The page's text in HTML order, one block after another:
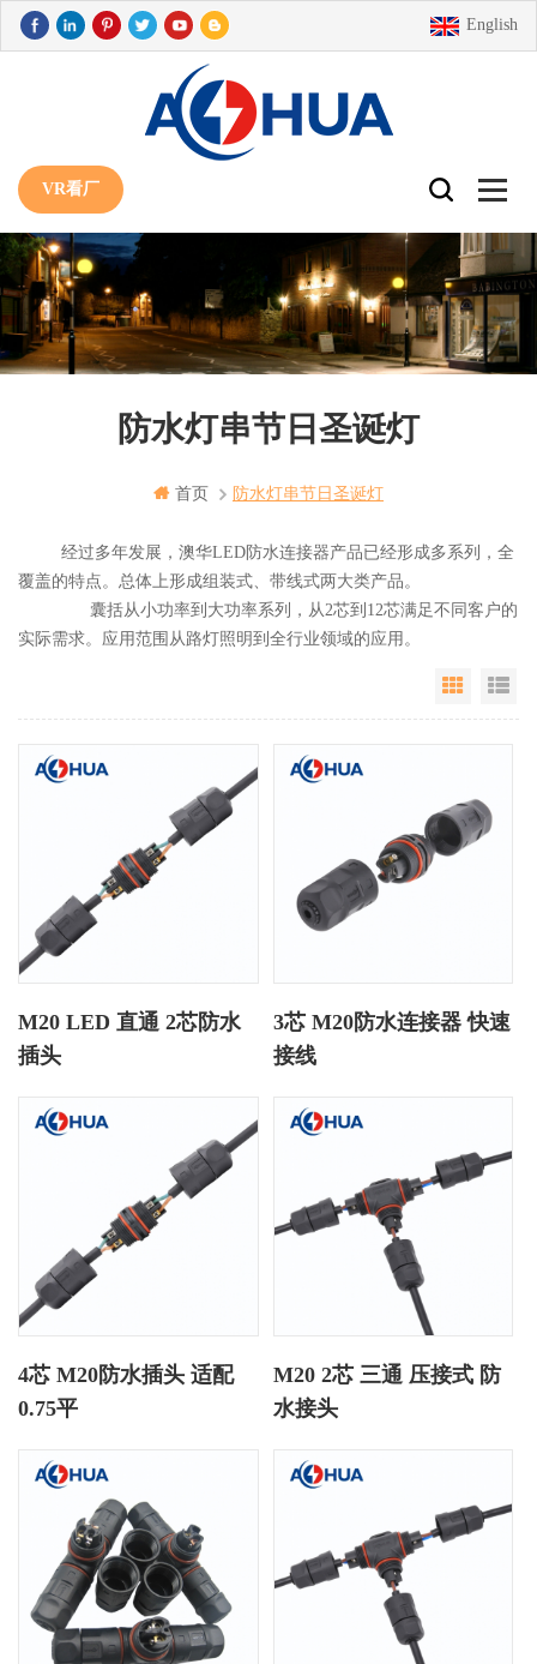
English
VR看厂
防水灯串节日圣诞灯
首页 防水灯串节日圣诞灯
经过多年发展，澳华LED防水连接器产品已经形成多系列，全
覆盖的特点。总体上形成组装式、带线式两大类产品。
囊括从小功率到大功率系列，从2芯到12芯满足不同客户的
实际需求。应用范围从路灯照明到全行业领域的应用。
Grid
M20 LED 直通 2芯防水
插头
3芯 M20防水连接器 快速
接线
4芯 M20防水插头 适配
0.75平
M20 2芯 三通 压接式 防
水接头